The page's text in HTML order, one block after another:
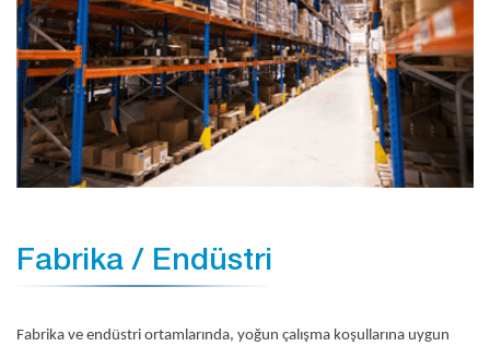
Fabrika / Endüstri
Fabrika ve endüstri ortamlarında, yoğun çalışma koşullarına uygun